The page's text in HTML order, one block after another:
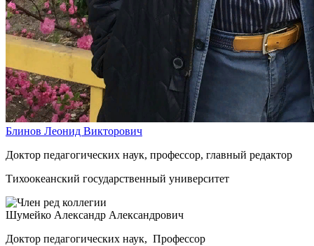
Блинов Леонид Викторович
Доктор педагогических наук, профессор, главный редактор
Тихоокеанский государственный университет
Шумейко Александр Александрович
Доктор педагогических наук, Профессор